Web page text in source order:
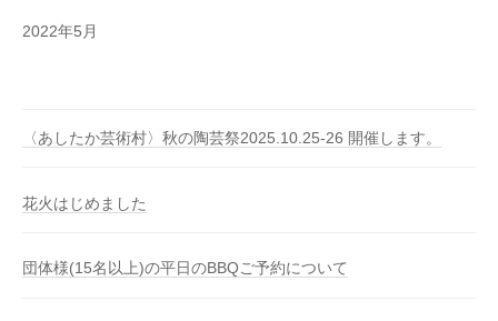
2022年5月
〈あしたか芸術村〉秋の陶芸祭2025.10.25-26 開催します。
花火はじめました
団体様(15名以上)の平日のBBQご予約について